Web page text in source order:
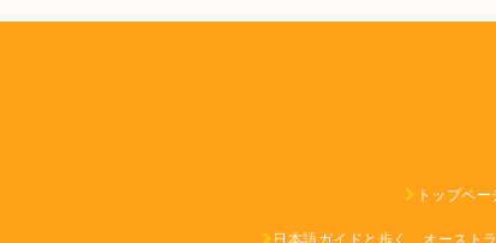
トップペー
日本語ガイドと歩く、オースト